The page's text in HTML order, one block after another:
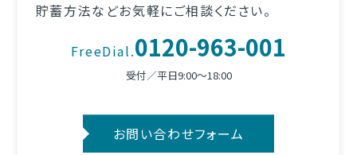
貯蓄方法などお気軽にご相談ください。
FreeDial.0120-963-001
受付／平日9:00〜18:00
お問い合わせフォーム